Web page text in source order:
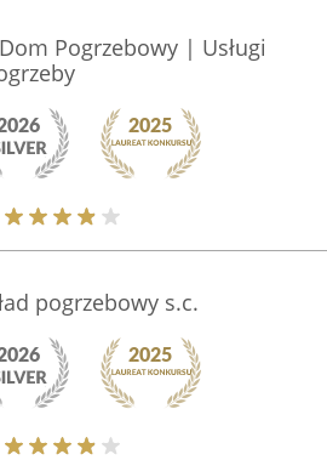
Pogrzebowy | Usługi
pogrzebowy s.c.